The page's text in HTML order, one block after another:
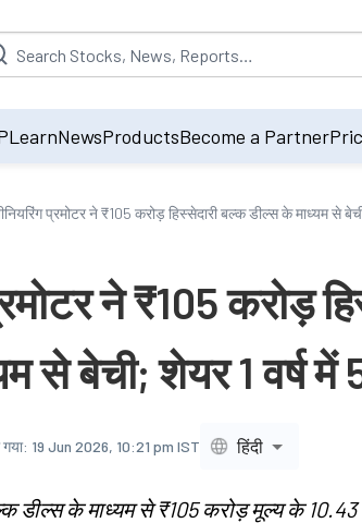
will be populated by default on
LearnNewsProductsBecome a Partner
प्रमोटर ने ₹105 करोड़ हिस्सेदारी बल्क डील्स के माध्यम से
ने ₹105 करोड़
से बेची; शेयर 1 वर्ष
19 Jun 2026, 10:21 pm IST हिंदी
डील्स के माध्यम से ₹105 करोड़ मूल्य के